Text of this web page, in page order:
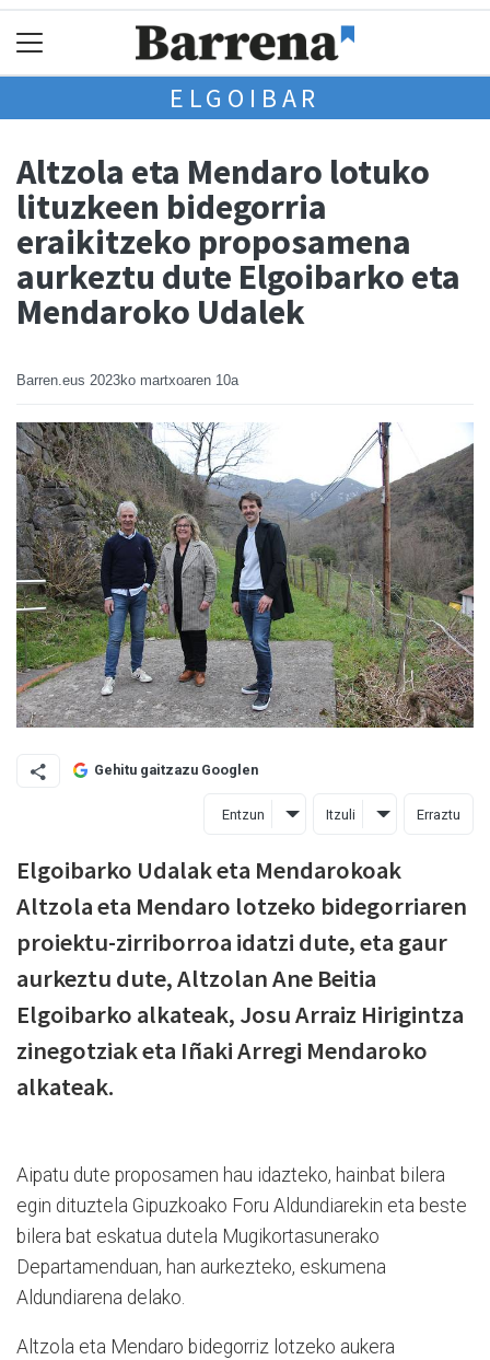
ELGOIBAR
Altzola eta Mendaro lotuko
lituzkeen bidegorria
eraikitzeko proposamena
aurkeztu dute Elgoibarko eta
Mendaroko Udalek
Barren.eus 2023ko martxoaren 10a
Gehitu gaitzazu Googlen
Entzun Itzuli Erraztu
Elgoibarko Udalak eta Mendarokoak
Altzola eta Mendaro lotzeko bidegorriaren
proiektu-zirriborroa idatzi dute, eta gaur
aurkeztu dute, Altzolan Ane Beitia
Elgoibarko alkateak, Josu Arraiz Hirigintza
zinegotziak eta Iñaki Arregi Mendaroko
alkateak.
Aipatu dute proposamen hau idazteko, hainbat bilera
egin dituztela Gipuzkoako Foru Aldundiarekin eta beste
bilera bat eskatua dutela Mugikortasunerako
Departamenduan, han aurkezteko, eskumena
Aldundiarena delako.
Altzola eta Mendaro bidegorriz lotzeko aukera